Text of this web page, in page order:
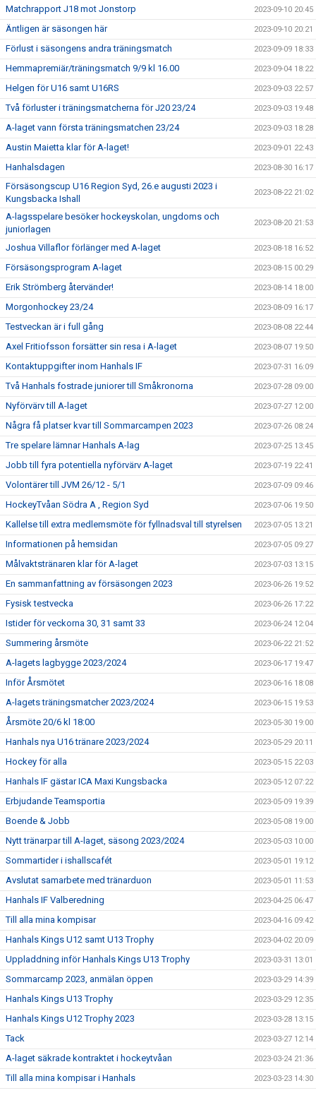
Matchrapport J18 mot Jonstorp 2023-09-10 20:45
Äntligen är säsongen här 2023-09-10 20:21
Förlust i säsongens andra träningsmatch 2023-09-09 18:33
Hemmapremiär/träningsmatch 9/9 kl 16.00 2023-09-04 18:22
Helgen för U16 samt U16RS 2023-09-03 22:57
Två förluster i träningsmatcherna för J20 23/24 2023-09-03 19:48
A-laget vann första träningsmatchen 23/24 2023-09-03 18:28
Austin Maietta klar för A-laget! 2023-09-01 22:43
Hanhalsdagen 2023-08-30 16:17
Försäsongscup U16 Region Syd, 26.e augusti 2023 i
Kungsbacka Ishall
2023-08-22 21:02
A-lagsspelare besöker hockeyskolan, ungdoms och
juniorlagen
2023-08-20 21:53
Joshua Villaflor förlänger med A-laget 2023-08-18 16:52
Försäsongsprogram A-laget 2023-08-15 00:29
Erik Strömberg återvänder! 2023-08-14 18:00
Morgonhockey 23/24 2023-08-09 16:17
Testveckan är i full gång 2023-08-08 22:44
Axel Fritiofsson forsätter sin resa i A-laget 2023-08-07 19:50
Kontaktuppgifter inom Hanhals IF 2023-07-31 16:09
Två Hanhals fostrade juniorer till Småkronorna 2023-07-28 09:00
Nyförvärv till A-laget 2023-07-27 12:00
Några få platser kvar till Sommarcampen 2023 2023-07-26 08:24
Tre spelare lämnar Hanhals A-lag 2023-07-25 13:45
Jobb till fyra potentiella nyförvärv A-laget 2023-07-19 22:41
Volontärer till JVM 26/12 - 5/1 2023-07-09 09:46
HockeyTvåan Södra A , Region Syd 2023-07-06 19:50
Kallelse till extra medlemsmöte för fyllnadsval till styrelsen 2023-07-05 13:21
Informationen på hemsidan 2023-07-05 09:27
Målvaktstränaren klar för A-laget 2023-07-03 13:15
En sammanfattning av försäsongen 2023 2023-06-26 19:52
Fysisk testvecka 2023-06-26 17:22
Istider för veckorna 30, 31 samt 33 2023-06-24 12:04
Summering årsmöte 2023-06-22 21:52
A-lagets lagbygge 2023/2024 2023-06-17 19:47
Inför Årsmötet 2023-06-16 18:08
A-lagets träningsmatcher 2023/2024 2023-06-15 19:53
Årsmöte 20/6 kl 18:00 2023-05-30 19:00
Hanhals nya U16 tränare 2023/2024 2023-05-29 20:11
Hockey för alla 2023-05-15 22:03
Hanhals IF gästar ICA Maxi Kungsbacka 2023-05-12 07:22
Erbjudande Teamsportia 2023-05-09 19:39
Boende & Jobb 2023-05-08 19:00
Nytt tränarpar till A-laget, säsong 2023/2024 2023-05-03 10:00
Sommartider i ishallscafét 2023-05-01 19:12
Avslutat samarbete med tränarduon 2023-05-01 11:53
Hanhals IF Valberedning 2023-04-25 06:47
Till alla mina kompisar 2023-04-16 09:42
Hanhals Kings U12 samt U13 Trophy 2023-04-02 20:09
Uppladdning inför Hanhals Kings U13 Trophy 2023-03-31 13:01
Sommarcamp 2023, anmälan öppen 2023-03-29 14:39
Hanhals Kings U13 Trophy 2023-03-29 12:35
Hanhals Kings U12 Trophy 2023 2023-03-28 13:15
Tack 2023-03-27 12:14
A-laget säkrade kontraktet i hockeytvåan 2023-03-24 21:36
Till alla mina kompisar i Hanhals 2023-03-23 14:30